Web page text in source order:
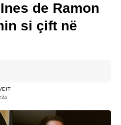
de Ramon
si çift në